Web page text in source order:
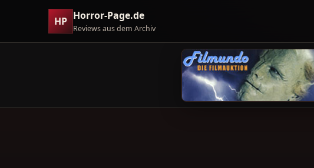
HP Horror-Page.de
Reviews aus dem Archiv